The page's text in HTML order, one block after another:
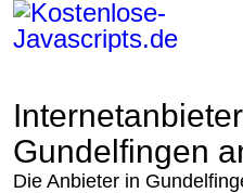
Gundelfingen
Die Anbieter in